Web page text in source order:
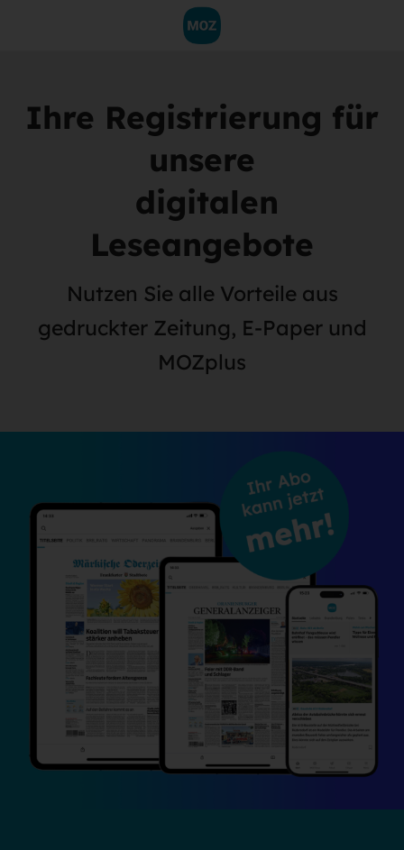
Ihre Registrierung für
unsere
digitalen
Leseangebote
Nutzen Sie alle Vorteile aus
gedruckter Zeitung, E-Paper und
MOZplus